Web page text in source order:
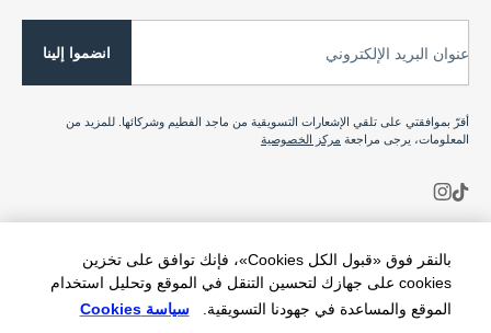
بالنقر فوق «قبول الكل Cookies»، فإنك توافق على تخزين
cookies على جهازك لتحسين التنقل في الموقع وتحليل استخدام
الموقع والمساعدة في جهودنا التسويقية.
سياسة Cookies
عنوان البريد الإلكتروني انضموا إلينا
أقرّ بموافقتي على تلقي الإشعارات التسويقية من ماجد الفطيم وشركائها. للمزيد من
المعلومات، يرجى مراجعة مركز الخصوصية